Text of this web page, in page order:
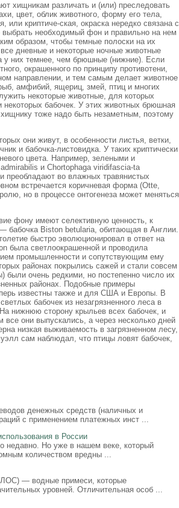
хищникам различать и (или) преследовать
цвет, облик животного, форму его тела,
или криптиче-ская, окраска нередко связана с
необходимый фон и правильно на нем
образом, чтобы темные полоски на их
дневные и некоторые ночные животные
у них темнее, чем брюшные (нижние). Если
окрашенного по принципу противотени,
направлении, и тем самым делает животное
амфибий, ящериц, змей, птиц и многих
некоторые животные, для которых
бабочек. У этих животных брюшная
тоже надо быть незаметным, поэтому
они живут, в особенности листья, ветки,
и бабочка-листовидка. У таких криптически
цвета. Например, зелеными и
и Chortophaga viridifascia-ta
преобладают во влажных травянистых
встречается коричневая форма (Otte,
но в процессе онтогенеза может меняться
фону имеют селективную ценность, к
бабочка Biston betularia, обитающая в Англии.
быстро эволюционировал в ответ на
была светлоокрашенной и проводила
промышленности и сопутствующим ему
районах покрылись сажей и стали совсем
были очень редкими, но постепенно число их
районах. Подобные примеры
известны также и для США и Европы. В
бабочек из незагрязненного леса в
нижнюю сторону крыльев всех бабочек, и
они выпускались, а через несколько дней
низкая выживаемость в загрязненном лесу,
сам наблюдал, что птицы ловят бабочек,
денежных средств (наличных и
с применением платежных инст ...
в России
недавно. Но уже в нашем веке, который
количеством вредны ...
(ЛОС) — водные примеси, которые
уровней. Отличительная особ ...